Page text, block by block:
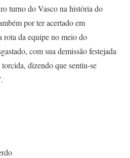
turno do Vasco na história do
por ter acertado em
rota da equipe no meio do
com sua demissão festejada
dizendo que sentiu-se